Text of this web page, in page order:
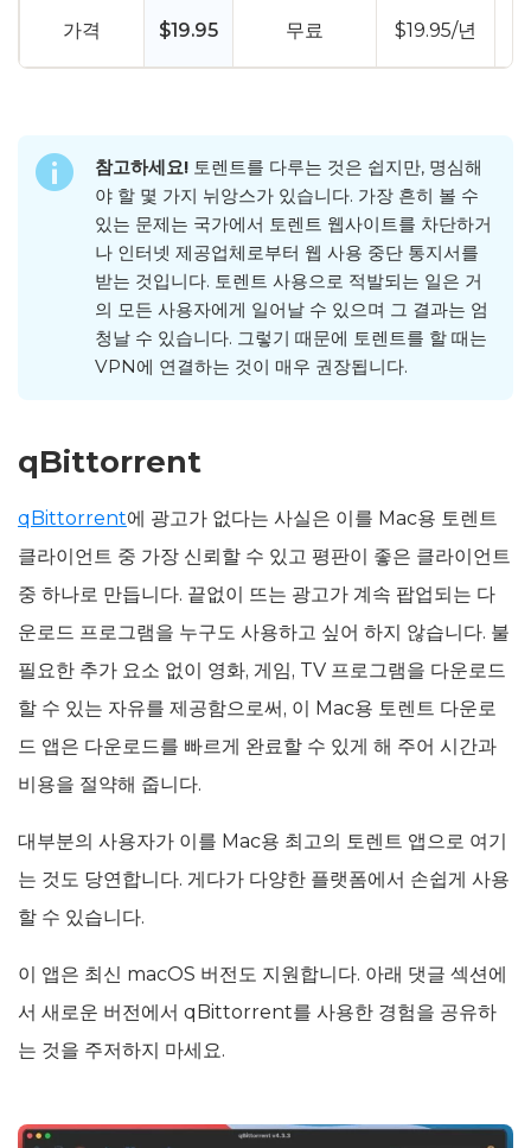
가격 $19.95 무료 $19.95/년
참고하세요! 토렌트를 다루는 것은 쉽지만, 명심해
야 할 몇 가지 뉘앙스가 있습니다. 가장 흔히 볼 수
있는 문제는 국가에서 토렌트 웹사이트를 차단하거
나 인터넷 제공업체로부터 웹 사용 중단 통지서를
받는 것입니다. 토렌트 사용으로 적발되는 일은 거
의 모든 사용자에게 일어날 수 있으며 그 결과는 엄
청날 수 있습니다. 그렇기 때문에 토렌트를 할 때는
VPN에 연결하는 것이 매우 권장됩니다.
qBittorrent
qBittorrent에 광고가 없다는 사실은 이를 Mac용 토렌트
클라이언트 중 가장 신뢰할 수 있고 평판이 좋은 클라이언트
중 하나로 만듭니다. 끝없이 뜨는 광고가 계속 팝업되는 다
운로드 프로그램을 누구도 사용하고 싶어 하지 않습니다. 불
필요한 추가 요소 없이 영화, 게임, TV 프로그램을 다운로드
할 수 있는 자유를 제공함으로써, 이 Mac용 토렌트 다운로
드 앱은 다운로드를 빠르게 완료할 수 있게 해 주어 시간과
비용을 절약해 줍니다.
대부분의 사용자가 이를 Mac용 최고의 토렌트 앱으로 여기
는 것도 당연합니다. 게다가 다양한 플랫폼에서 손쉽게 사용
할 수 있습니다.
이 앱은 최신 macOS 버전도 지원합니다. 아래 댓글 섹션에
서 새로운 버전에서 qBittorrent를 사용한 경험을 공유하
는 것을 주저하지 마세요.